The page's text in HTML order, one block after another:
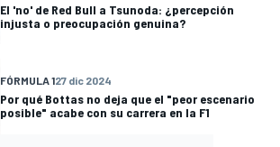
El 'no' de Red Bull a Tsunoda: ¿percepción
injusta o preocupación genuina?
FÓRMULA 127 dic 2024
Por qué Bottas no deja que el "peor escenario
posible" acabe con su carrera en la F1